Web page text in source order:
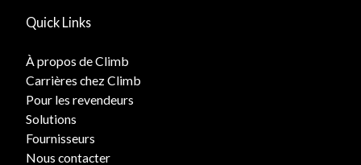
Quick Links
À propos de Climb
Carrières chez Climb
Pour les revendeurs
Solutions
Fournisseurs
Nous contacter